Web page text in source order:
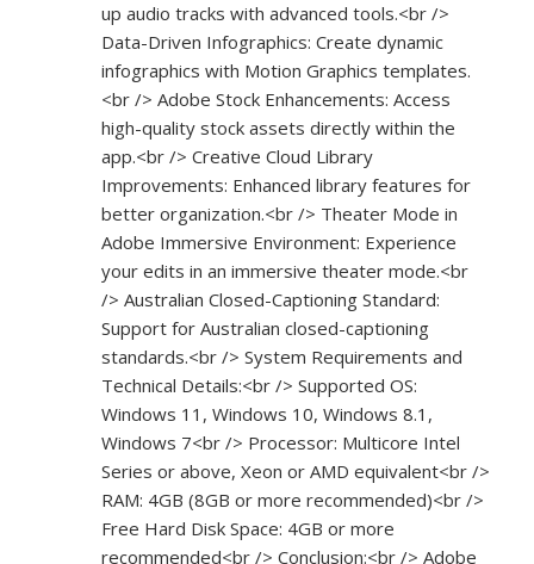
up audio tracks with advanced tools.<br />
Data-Driven Infographics: Create dynamic
infographics with Motion Graphics templates.
<br /> Adobe Stock Enhancements: Access
high-quality stock assets directly within the
app.<br /> Creative Cloud Library
Improvements: Enhanced library features for
better organization.<br /> Theater Mode in
Adobe Immersive Environment: Experience
your edits in an immersive theater mode.<br
/> Australian Closed-Captioning Standard:
Support for Australian closed-captioning
standards.<br /> System Requirements and
Technical Details:<br /> Supported OS:
Windows 11, Windows 10, Windows 8.1,
Windows 7<br /> Processor: Multicore Intel
Series or above, Xeon or AMD equivalent<br />
RAM: 4GB (8GB or more recommended)<br />
Free Hard Disk Space: 4GB or more
recommended<br /> Conclusion:<br /> Adobe